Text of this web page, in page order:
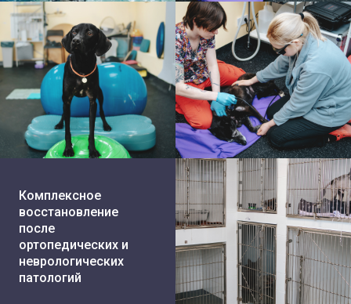
Комплексное
восстановление
после
ортопедических и
неврологических
патологий